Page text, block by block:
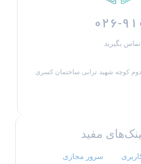
بگیرید
کوچه شهید ترابی ساختمان کسری
مفید
سرور مجازی